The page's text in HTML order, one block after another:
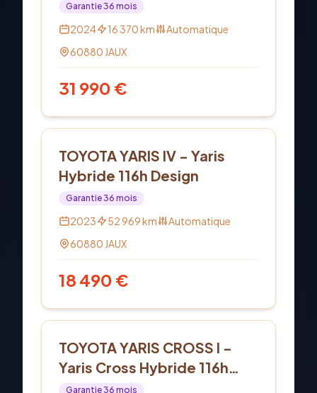
Garantie36 mois
2024 16 370km
Automatique
60880 JAUX
31 990 €
TOYOTA YARIS IV - Yaris
Hybride 116h Design
Garantie36 mois
2023 52 969km
Automatique
60880 JAUX
18 490 €
TOYOTA YARIS CROSS I -
Yaris Cross Hybride 116h
2WD Dynamic
Garantie36 mois